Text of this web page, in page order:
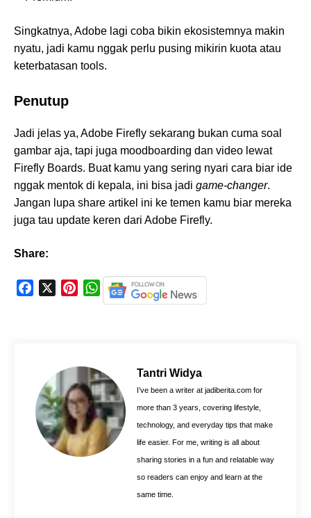
Singkatnya, Adobe lagi coba bikin ekosistemnya makin
nyatu, jadi kamu nggak perlu pusing mikirin kuota atau
keterbatasan tools.
Penutup
Jadi jelas ya, Adobe Firefly sekarang bukan cuma soal
gambar aja, tapi juga moodboarding dan video lewat
Firefly Boards. Buat kamu yang sering nyari cara biar ide
nggak mentok di kepala, ini bisa jadi game-changer.
Jangan lupa share artikel ini ke temen kamu biar mereka
juga tau update keren dari Adobe Firefly.
Share:
k
e
s
t
W
h
A
p
p
Tantri Widya
I’ve been a writer at jadiberita.com for
more than 3 years, covering lifestyle,
technology, and everyday tips that make
life easier. For me, writing is all about
sharing stories in a fun and relatable way
so readers can enjoy and learn at the
same time.